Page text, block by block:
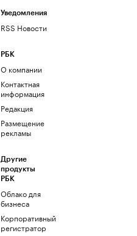
Уведомления
RSS Новости
РБК
О компании
Контактная
информация
Редакция
Размещение
рекламы
Другие
продукты
РБК
Облако для
бизнеса
Корпоративный
регистратор